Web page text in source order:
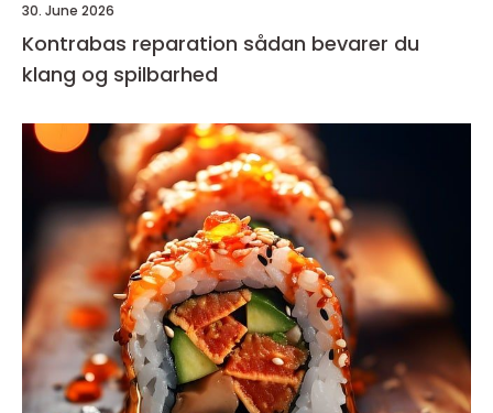
30. June 2026
Kontrabas reparation sådan bevarer du
klang og spilbarhed